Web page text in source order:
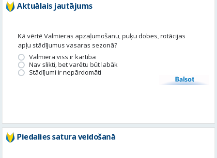
Aktuālais jautājums
Kā vērtē Valmieras apzaļumošanu, puķu dobes, rotācijas
apļu stādījumus vasaras sezonā?
Valmierā viss ir kārtībā
Nav slikti, bet varētu būt labāk
Stādījumi ir nepārdomāti
Balsot
Piedalies satura veidošanā